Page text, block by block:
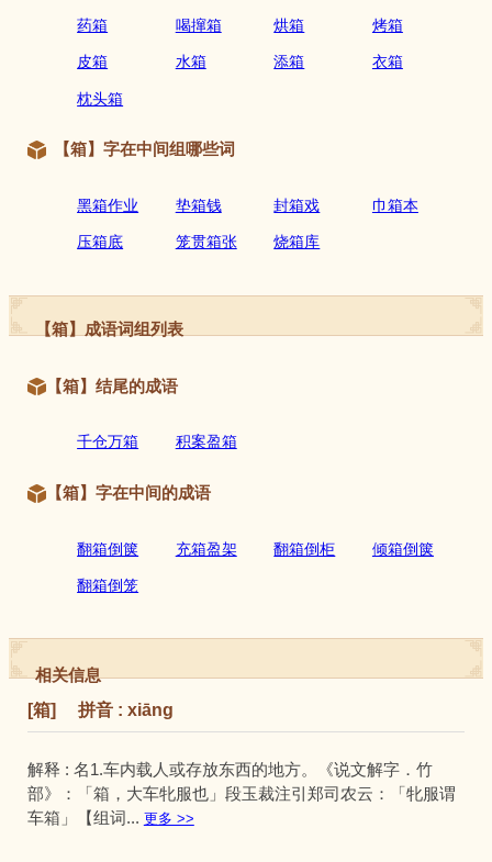
药箱 喝撺箱 烘箱 烤箱
皮箱 水箱 添箱 衣箱
枕头箱
【箱】字在中间组哪些词
黑箱作业 垫箱钱 封箱戏 巾箱本
压箱底 笼贯箱张 烧箱库
【箱】成语词组列表
【箱】结尾的成语
千仓万箱 积案盈箱
【箱】字在中间的成语
翻箱倒箧 充箱盈架 翻箱倒柜 倾箱倒箧
翻箱倒笼
相关信息
[箱] 拼音 : xiāng
解释 : 名1.车内载人或存放东西的地方。《说文解字．竹
部》：「箱，大车牝服也」段玉裁注引郑司农云：「牝服谓
车箱」【组词... 更多 >>